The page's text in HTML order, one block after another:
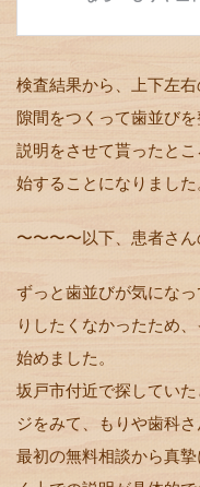
検査結果から、上下左
隙間をつくって歯並び
説明をさせて貰ったと
始することになりました
〜〜〜〜以下、患者さ
ずっと歯並びが気にな
りしたくなかったため
始めました。
坂戸市付近で探してい
ジをみて、もりや歯科
最初の無料相談から真